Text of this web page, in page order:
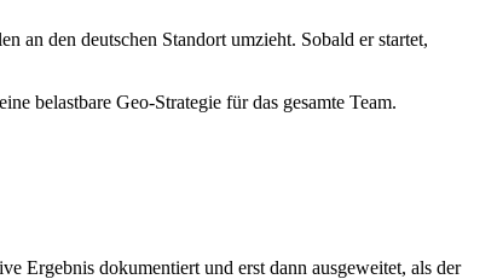
an den deutschen Standort umzieht. Sobald er startet,
belastbare Geo-Strategie für das gesamte Team.
Ergebnis dokumentiert und erst dann ausgeweitet, als der